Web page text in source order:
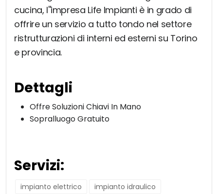
cucina, l''impresa Life Impianti è in grado di
offrire un servizio a tutto tondo nel settore
ristrutturazioni di interni ed esterni su Torino
e provincia.
Dettagli
Offre Soluzioni Chiavi In Mano
Sopralluogo Gratuito
Servizi:
impianto elettrico
impianto idraulico